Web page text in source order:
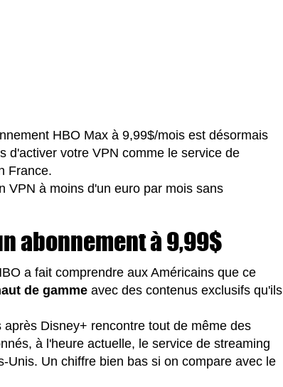
HBO Max à 9,99$/mois est désormais
d'activer votre VPN comme le service de
France.
VPN à moins d'un euro par mois sans
abonnement à 9,99$
a fait comprendre aux Américains que ce
de gammeavec des contenus exclusifs qu'ils
Disney+ rencontre tout de même des
à l'heure actuelle, le service de streaming
Unis. Un chiffre bien bas si on compare avec le